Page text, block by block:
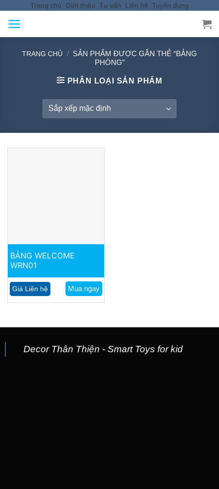
content
Trang chủ Giới thiệu Tư vấn Liên hệ Tuyển dụng
TRANG CHỦ / SẢN PHẨM ĐƯỢC GẮN THẺ “BẢNG
PHÒNG”
PHÂN LOẠI SẢN PHẨM
BẢNG WELCOME
WRN01
Giá Liên hệ Mua ngay
Decor Thân Thiện - Smart Toys for kid